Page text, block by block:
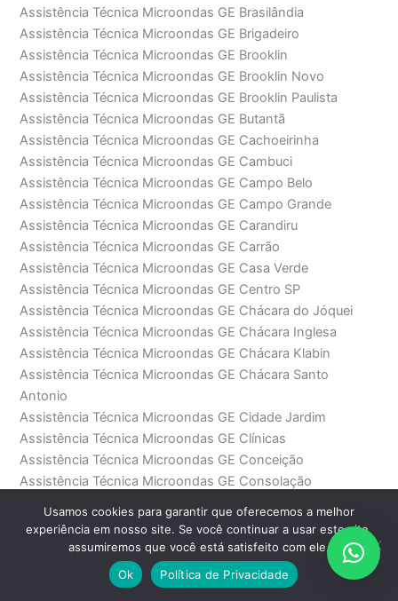
Assistência Técnica Microondas GE Brasilândia
Assistência Técnica Microondas GE Brigadeiro
Assistência Técnica Microondas GE Brooklin
Assistência Técnica Microondas GE Brooklin Novo
Assistência Técnica Microondas GE Brooklin Paulista
Assistência Técnica Microondas GE Butantã
Assistência Técnica Microondas GE Cachoeirinha
Assistência Técnica Microondas GE Cambuci
Assistência Técnica Microondas GE Campo Belo
Assistência Técnica Microondas GE Campo Grande
Assistência Técnica Microondas GE Carandiru
Assistência Técnica Microondas GE Carrão
Assistência Técnica Microondas GE Casa Verde
Assistência Técnica Microondas GE Centro SP
Assistência Técnica Microondas GE Chácara do Jóquei
Assistência Técnica Microondas GE Chácara Inglesa
Assistência Técnica Microondas GE Chácara Klabin
Assistência Técnica Microondas GE Chácara Santo
Antonio
Assistência Técnica Microondas GE Cidade Jardim
Assistência Técnica Microondas GE Clínicas
Assistência Técnica Microondas GE Conceição
Assistência Técnica Microondas GE Consolação
Assistência Técnica Microondas GE Eucaliptos
Assistência Técnica Microondas GE Faria Lima
Assistência Técnica Microondas GE Fradique Coutinho
Assistência Técnica Microondas GE Freguesia do Ó
Usamos cookies para garantir que oferecemos a melhor
experiência em nosso site. Se você continuar a usar este site,
assumiremos que você está satisfeito com ele.
Ok
Política de Privacidade